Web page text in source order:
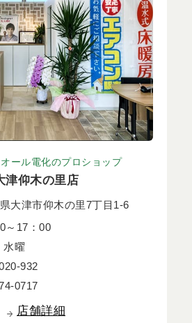
ール電化のプロショップ
津仰木の里店
大津市仰木の里7丁目1-6
～17：00
水曜
932
0717
店舗詳細